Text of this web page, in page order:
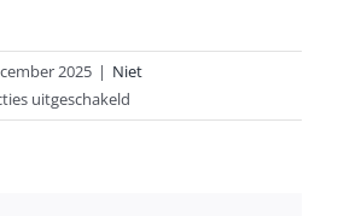
2025 | Niet
uitgeschakeld
Test